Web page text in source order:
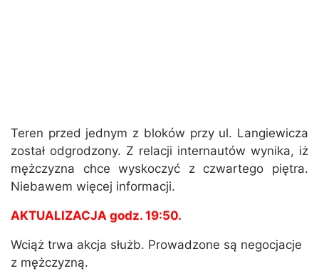
Teren przed jednym z bloków przy ul. Langiewicza
został odgrodzony. Z relacji internautów wynika, iż
mężczyzna chce wyskoczyć z czwartego piętra.
Niebawem więcej informacji.
AKTUALIZACJA godz. 19:50.
Wciąż trwa akcja służb. Prowadzone są negocjacje
z mężczyzną.